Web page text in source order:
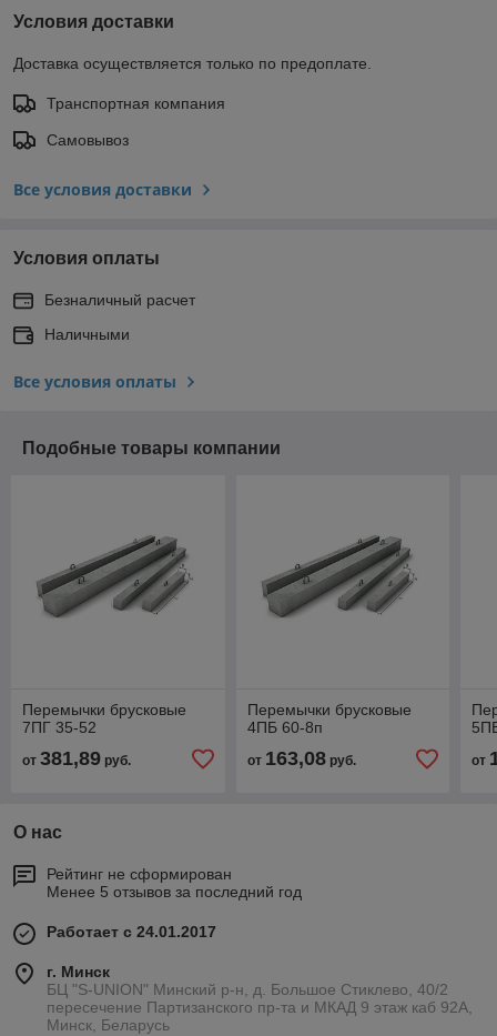
Условия доставки
Доставка осуществляется только по предоплате.
Транспортная компания
Самовывоз
Все условия доставки
Условия оплаты
Безналичный расчет
Наличными
Все условия оплаты
Подобные товары компании
Перемычки брусковые
7ПГ 35-52
от 381,89 руб.
Перемычки брусковые
4ПБ 60-8п
от 163,08руб. от
О нас
Рейтинг не сформирован
Менее 5 отзывов за последний год
Работает с 24.01.2017
г. Минск
БЦ "S-UNION" Минский р-н, д. Большое Стиклево, 40/2
пересечение Партизанского пр-та и МКАД 9 этаж каб 92А,
Минск, Беларусь